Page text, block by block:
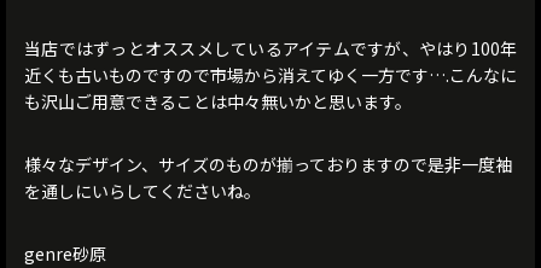
当店ではずっとオススメしているアイテムですが、やはり100年
近くも古いものですので市場から消えてゆく一方です….こんなに
も沢山ご用意できることは中々無いかと思います。
様々なデザイン、サイズのものが揃っておりますので是非一度袖
を通しにいらしてくださいね。
genre砂原